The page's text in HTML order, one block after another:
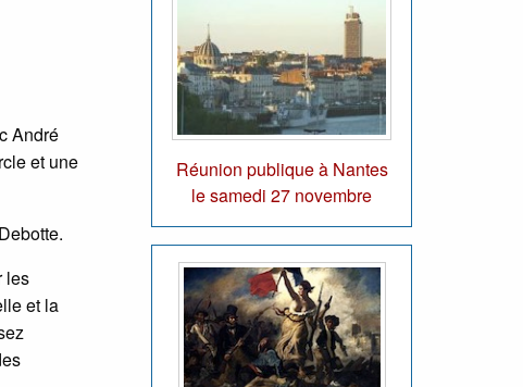
André
et une
les
et la
Réunion publique à Nantes
le samedi 27 novembre